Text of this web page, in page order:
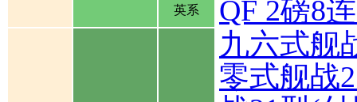
英系 QF 2磅8
九六式舰
零式舰战